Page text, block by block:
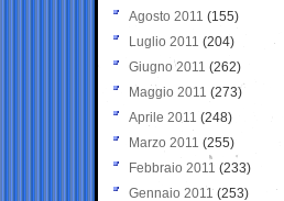
Agosto 2011 (155)
Luglio 2011 (204)
Giugno 2011 (262)
Maggio 2011 (273)
Aprile 2011 (248)
Marzo 2011 (255)
Febbraio 2011 (233)
Gennaio 2011 (253)